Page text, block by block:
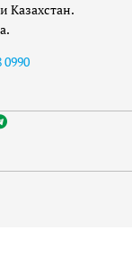
Казахстан.
0990